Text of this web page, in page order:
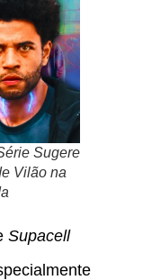
Sugere
Vilão na
Supacell